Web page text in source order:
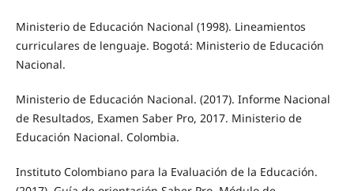
Ministerio de Educación Nacional (1998). Lineamientos
curriculares de lenguaje. Bogotá: Ministerio de Educación
Nacional.
Ministerio de Educación Nacional. (2017). Informe Nacional
de Resultados, Examen Saber Pro, 2017. Ministerio de
Educación Nacional. Colombia.
Instituto Colombiano para la Evaluación de la Educación.